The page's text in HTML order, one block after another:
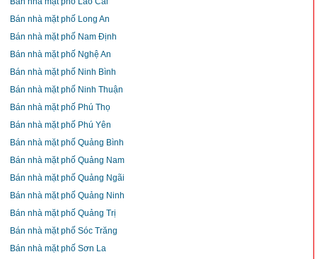
Bán nhà mặt phố Long An
Bán nhà mặt phố Nam Định
Bán nhà mặt phố Nghệ An
Bán nhà mặt phố Ninh Bình
Bán nhà mặt phố Ninh Thuận
Bán nhà mặt phố Phú Thọ
Bán nhà mặt phố Phú Yên
Bán nhà mặt phố Quảng Bình
Bán nhà mặt phố Quảng Nam
Bán nhà mặt phố Quảng Ngãi
Bán nhà mặt phố Quảng Ninh
Bán nhà mặt phố Quảng Trị
Bán nhà mặt phố Sóc Trăng
Bán nhà mặt phố Sơn La